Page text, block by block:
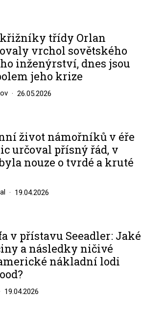
třídy Orlan
vrchol sovětského
inženýrství, dnes jsou
jeho krize
26.05.2026
život námořníků v éře
určoval přísný řád, v
nouze o tvrdé a kruté
19.04.2026
v přístavu Seeadler: Jaké
a následky ničivé
nákladní lodi
19.04.2026